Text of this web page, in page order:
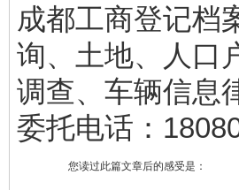
成都工商登记档
询、土地、人口
调查、车辆信息
委托电话：
您读过此篇文章后的感受是：